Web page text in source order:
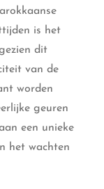
is het
dit
van de
worden
geuren
een unieke
het wachten